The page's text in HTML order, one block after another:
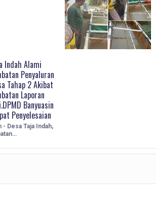
Indah Alami
Penyaluran
Tahap 2 Akibat
Laporan
Banyuasin
Penyelesaian
- Desa Taja Indah,